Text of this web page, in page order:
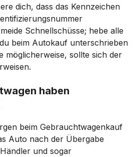
dich, dass das Kennzeichen
Schnellschüsse; hebe alle
beim Autokauf unterschrieben
möglicherweise, sollte sich der
haben
beim Gebrauchtwagenkauf
Auto nach der Übergabe
und sogar